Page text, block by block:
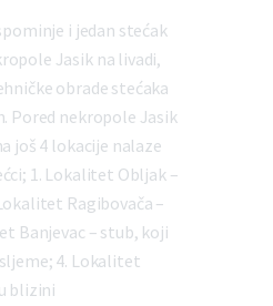
i jedan stećak
Jasik na livadi,
obrade stećaka
Pored nekropole Jasik
još 4 lokacije nalaze
1. Lokalitet Obljak –
Ragibovača –
Banjevac – stub, koji
4. Lokalitet
blizini